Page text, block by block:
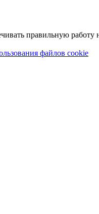
правильную работу
файлов cookie